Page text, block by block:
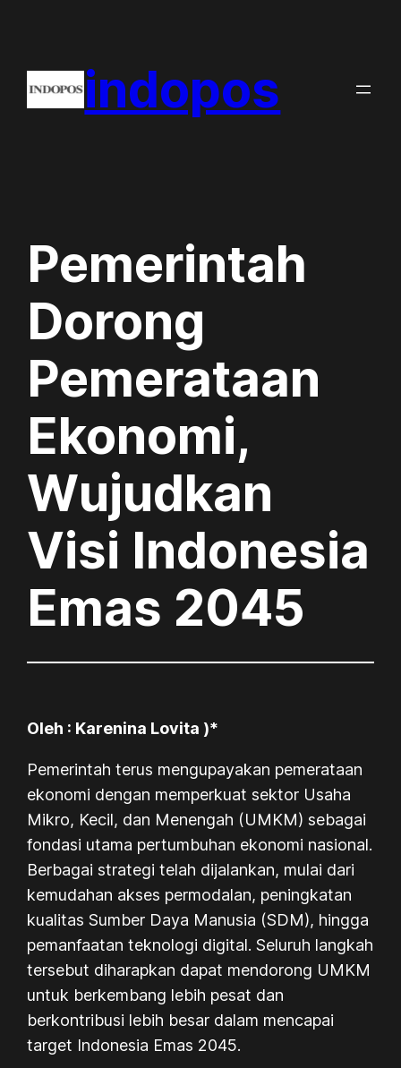
content
indopos
Pemerintah
Dorong
Pemerataan
Ekonomi,
Wujudkan
Visi Indonesia
Emas 2045
Oleh : Karenina Lovita )*
Pemerintah terus mengupayakan pemerataan
ekonomi dengan memperkuat sektor Usaha
Mikro, Kecil, dan Menengah (UMKM) sebagai
fondasi utama pertumbuhan ekonomi nasional.
Berbagai strategi telah dijalankan, mulai dari
kemudahan akses permodalan, peningkatan
kualitas Sumber Daya Manusia (SDM), hingga
pemanfaatan teknologi digital. Seluruh langkah
tersebut diharapkan dapat mendorong UMKM
untuk berkembang lebih pesat dan
berkontribusi lebih besar dalam mencapai
target Indonesia Emas 2045.